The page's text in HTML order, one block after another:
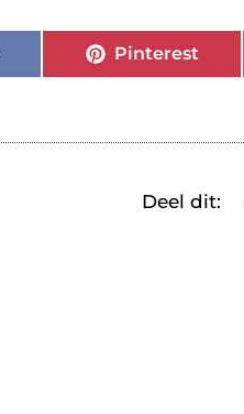
Pinterest
Deel dit: